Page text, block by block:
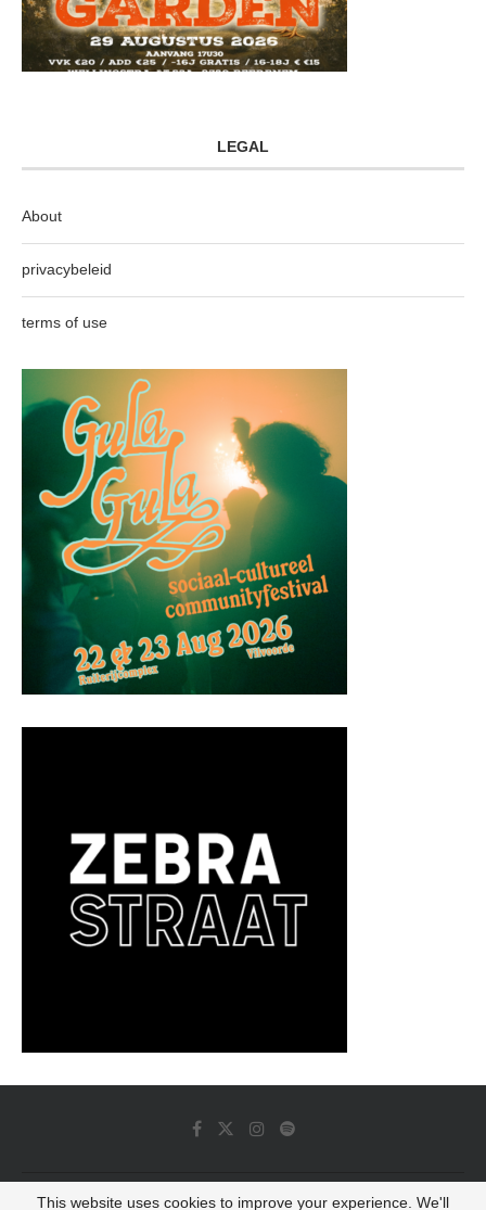
LEGAL
About
privacybeleid
terms of use
© 2022 - Luminous Dash All Rights Reserved
This website uses cookies to improve your experience. We'll